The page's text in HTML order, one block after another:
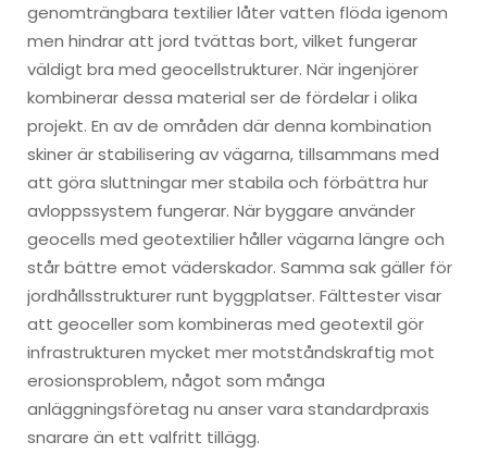
genomträngbara textilier låter vatten flöda igenom
men hindrar att jord tvättas bort, vilket fungerar
väldigt bra med geocellstrukturer. När ingenjörer
kombinerar dessa material ser de fördelar i olika
projekt. En av de områden där denna kombination
skiner är stabilisering av vägarna, tillsammans med
att göra sluttningar mer stabila och förbättra hur
avloppssystem fungerar. När byggare använder
geocells med geotextilier håller vägarna längre och
står bättre emot väderskador. Samma sak gäller för
jordhållsstrukturer runt byggplatser. Fälttester visar
att geoceller som kombineras med geotextil gör
infrastrukturen mycket mer motståndskraftig mot
erosionsproblem, något som många
anläggningsföretag nu anser vara standardpraxis
snarare än ett valfritt tillägg.